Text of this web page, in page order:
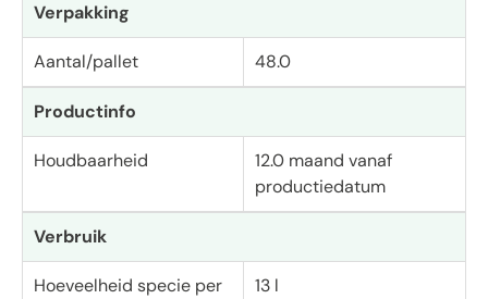
Verpakking
Aantal/pallet 48.0
Productinfo
Houdbaarheid
12.0 maand vanaf
productiedatum
Verbruik
Hoeveelheid specie per
13 l